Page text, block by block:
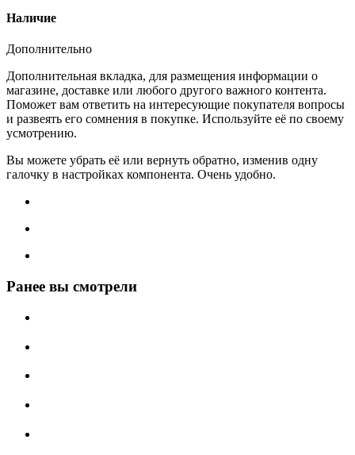
Наличие
Дополнительно
Дополнительная вкладка, для размещения информации о
магазине, доставке или любого другого важного контента.
Поможет вам ответить на интересующие покупателя вопросы
и развеять его сомнения в покупке. Используйте её по своему
усмотрению.
Вы можете убрать её или вернуть обратно, изменив одну
галочку в настройках компонента. Очень удобно.
Ранее вы смотрели